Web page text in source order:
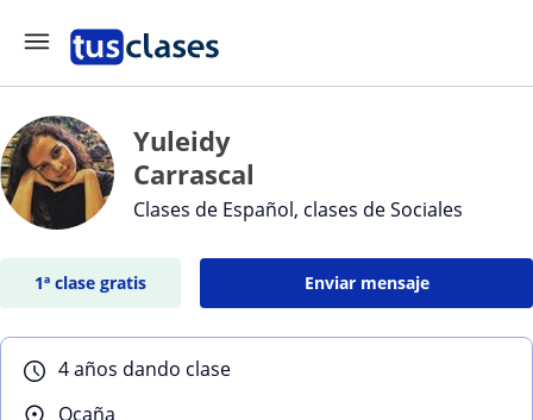
Yuleidy
Carrascal
Clases de Español, clases de Sociales
1ª clase gratis Enviar mensaje
4 años dando clase
Ocaña